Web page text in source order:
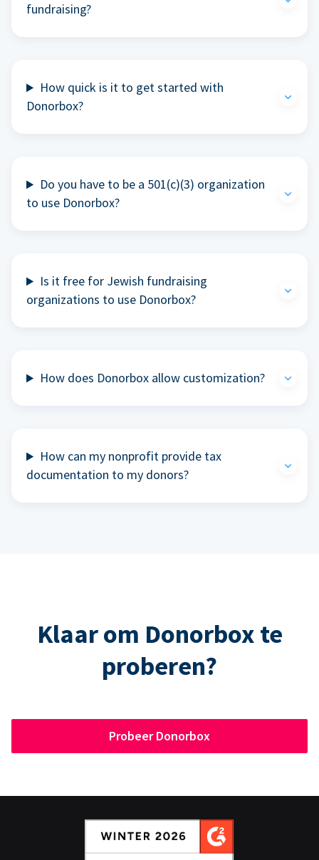
fundraising?
How quick is it to get started with
Donorbox?
Do you have to be a 501(c)(3) organization
to use Donorbox?
Is it free for Jewish fundraising
organizations to use Donorbox?
How does Donorbox allow customization?
How can my nonprofit provide tax
documentation to my donors?
Klaar om Donorbox te
proberen?
Probeer Donorbox